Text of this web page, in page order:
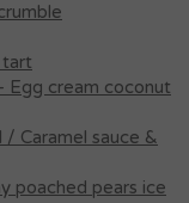
tart
Egg cream coconut
/ Caramel sauce &
poached pears ice